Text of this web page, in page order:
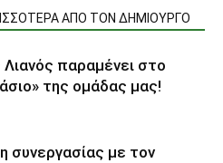
ΑΠΟ ΤΟΝ ΔΗΜΙΟΥΡΓΟ
Λιανός παραμένει στο
της ομάδας μας!
συνεργασίας με τον